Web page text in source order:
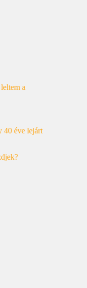
a
40 éve lejárt